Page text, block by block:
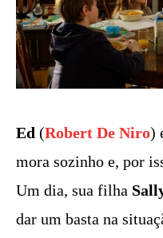
Ed (Robert De Niro)
mora sozinho e, por
Um dia, sua filha
dar um basta na